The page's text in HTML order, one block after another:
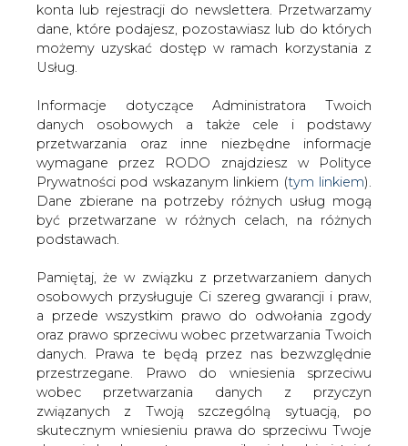
konta lub rejestracji do newslettera. Przetwarzamy
dane, które podajesz, pozostawiasz lub do których
możemy uzyskać dostęp w ramach korzystania z
Usług.
Informacje dotyczące Administratora Twoich
danych osobowych a także cele i podstawy
przetwarzania oraz inne niezbędne informacje
wymagane przez RODO znajdziesz w Polityce
Prywatności pod wskazanym linkiem (tym linkiem).
Dane zbierane na potrzeby różnych usług mogą
być przetwarzane w różnych celach, na różnych
podstawach.
Pamiętaj, że w związku z przetwarzaniem danych
osobowych przysługuje Ci szereg gwarancji i praw,
a przede wszystkim prawo do odwołania zgody
oraz prawo sprzeciwu wobec przetwarzania Twoich
danych. Prawa te będą przez nas bezwzględnie
przestrzegane. Prawo do wniesienia sprzeciwu
wobec przetwarzania danych z przyczyn
związanych z Twoją szczególną sytuacją, po
skutecznym wniesieniu prawa do sprzeciwu Twoje
Strona główna RYNEK GAZU
Europa zdaje się budzić
z niskoemisyjnego snu, czeka ją renesans węgla
2013-03-06 00:00
skomentuj
udostępnij:
Europa zdaje się budzić z
niskoemisyjnego snu, czeka ją
renesans węgla
&#8222;Dziennik Gazeta
Prawna&#8221; pisze na temat rosnącej
roli węgla w Europie skutkującej
ograniczeniem inwestycji koncernów